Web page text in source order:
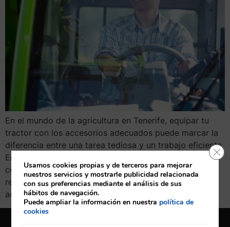
En el mundo de la agricultura en Tenerife, equipar tu
tractor con los accesorios adecuados puede marcar la
diferencia entre una tarea tediosa y un trabajo eficiente.
En CARUMAQ, entendemos la importancia de contar
con herramientas de calidad para maximizar el
rendimiento de tu tractor. Aquí te presentamos los 10
accesorios esenciales que no pueden […]
Usamos cookies propias y de terceros para mejorar
nuestros servicios y mostrarle publicidad relacionada
con sus preferencias mediante el análisis de sus
hábitos de navegación.
Puede ampliar la información en nuestra política de
cookies